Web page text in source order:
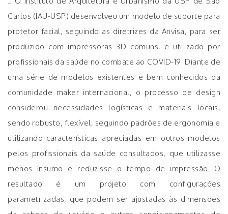
Carlos (IAU-USP) desenvolveu um modelo de suporte para
protetor facial, seguindo as diretrizes da Anvisa, para ser
produzido com impressoras 3D comuns, e utilizado por
profissionais da saúde no combate ao COVID-19. Diante de
uma série de modelos existentes e bem conhecidos da
comunidade maker internacional, o processo de design
considerou necessidades logísticas e materiais locais,
sendo robusto, flexível, seguindo padrões de ergonomia e
utilizando características apreciadas em outros modelos
pelos profissionais da saúde consultados, que utilizasse
menos insumo e reduzisse o tempo de impressão. O
resultado é um projeto com configurações
parametrizadas, que podem ser ajustadas às dimensões